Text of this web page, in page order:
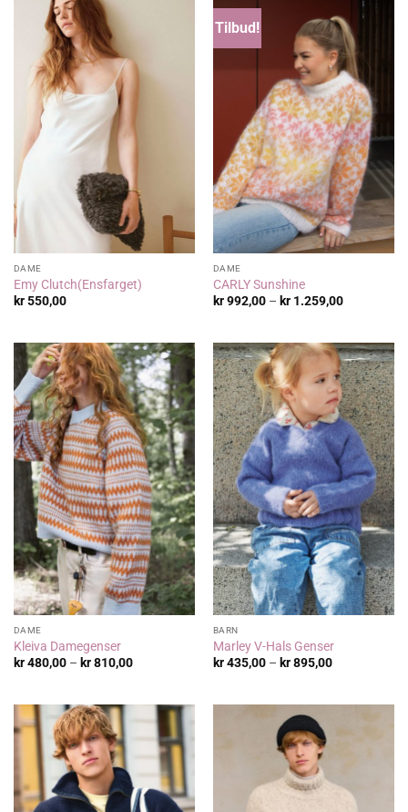
DAME
Emy Clutch(Ensfarget)
kr550,00
Tilbud!
DAME
CARLY Sunshine
kr992,00 – kr1.259,00
DAME
Kleiva Damegenser
kr480,00 – kr810,00Prisområde:
BARN
Marley V-Hals Genser
kr435,00 – kr895,00Prisområde: